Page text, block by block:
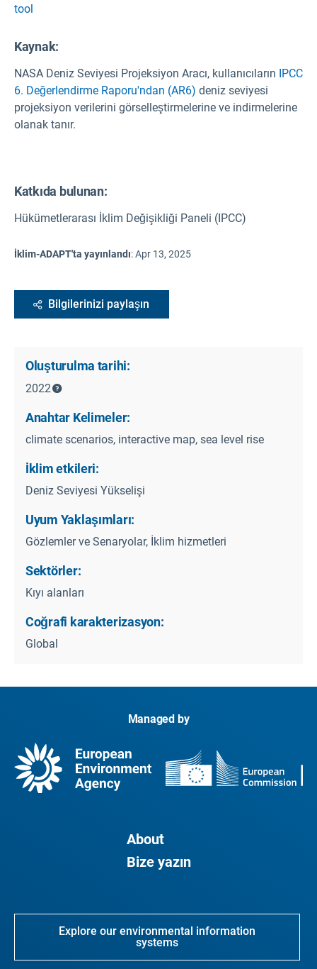
tool
Kaynak:
NASA Deniz Seviyesi Projeksiyon Aracı, kullanıcıların IPCC
6. Değerlendirme Raporu'ndan (AR6) deniz seviyesi
projeksiyon verilerini görselleştirmelerine ve indirmelerine
olanak tanır.
Katkıda bulunan:
Hükümetlerarası İklim Değişikliği Paneli (IPCC)
İklim-ADAPT'ta yayınlandı:Apr 13, 2025
Bilgilerinizi paylaşın
Oluşturulma tarihi:
2022
Anahtar Kelimeler:
climate scenarios, interactive map, sea level rise
İklim etkileri:
Deniz Seviyesi Yükselişi
Uyum Yaklaşımları:
Gözlemler ve Senaryolar, İklim hizmetleri
Sektörler:
Kıyı alanları
Coğrafi karakterizasyon:
Global
Managed by
About
Bize yazın
Explore our environmental information
systems